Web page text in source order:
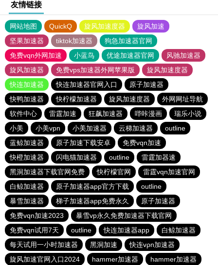
友情链接
网站地图 QuickQ 旋风加速度器
旋风加速
坚果加速器
tiktok加速器
狗急加速器官网
免费vqn外网加速
小蓝鸟 优途加速器官网
风驰加速器
旋风加速器
免费vps加速器外网苹果版
旋风加速度器
快连加速器
快连加速器官网入口
原子加速器
快鸭加速器
快柠檬加速器 旋风加速度器
外网网址导航
软件中心
雷霆加速 狂飙加速器 哔咔漫画
瑞乐小说
小美
小美vpn 小美加速器 云梯加速器
outline
蓝鲸加速器
原子加速下载安卓
免费vqn加速
快橙加速器
闪电猫加速器 outline
雷霆加器速
黑洞加速器下载官网免费
快柠檬官网
雷霆vqn加速官网
白鲸加速器
原子加速器app官方下载
outline
暴雪加速器
梯子加速器app免费永久
原子加速器
免费vqn加速2023
暴雪vp永久免费加速器下载官网
免费vqn试用7天
outline 快连加速器app
白鲸加速器
每天试用一小时加速器
黑洞加速
快连vρn加速器
旋风加速官网入口2024
hammer加速器 hammer加速器